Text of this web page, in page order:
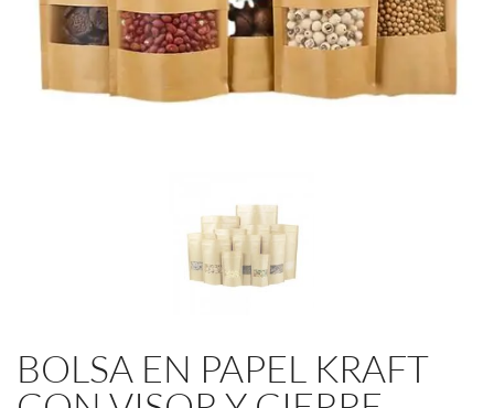
BOLSA EN PAPEL KRAFT